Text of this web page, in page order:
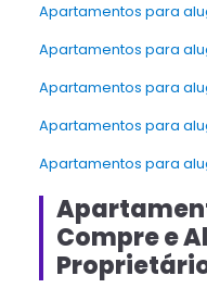
Apartamentos para
Apartamentos para
Apartamentos para
Apartamentos para
Apartamentos para
Apartamentos em Guarulhos:
Compre e